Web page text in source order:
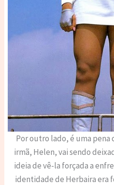
Por outro lado, é uma pena
irmã, Helen, vai sendo
ideia de vê-la forçada a
identidade de Herbaira era